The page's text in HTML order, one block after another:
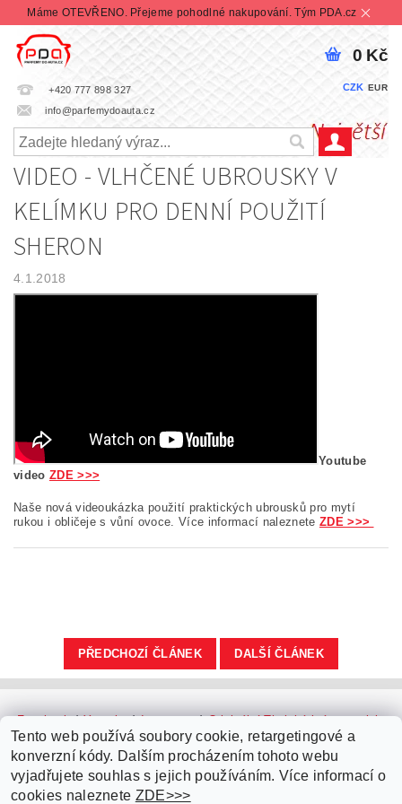
Máme OTEVŘENO. Přejeme pohodlné nakupování. Tým PDA.cz
+420 777 898 327
info@parfemydoauta.cz
CZK EUR
0 Kč
VIDEO - VLHČENÉ UBROUSKY V
KELÍMKU PRO DENNÍ POUŽITÍ
SHERON
4.1.2018
Youtube
video ZDE >>>
Naše nová videoukázka použití praktických ubrousků pro mytí
rukou i obličeje s vůní ovoce. Více informací naleznete ZDE >>>
PŘEDCHOZÍ ČLÁNEK DALŠÍ ČLÁNEK
Facebook | Youtube | Instagram | Originální Thajské krémy a oleje
| Platební brána ComGate
Tento web používá soubory cookie, retargetingové a
konverzní kódy. Dalším procházením tohoto webu
vyjadřujete souhlas s jejich používáním. Více informací o
cookies naleznete ZDE>>>